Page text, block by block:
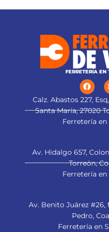
FERRETERÍA EN
Calz. Abastos 227,
Santa María, 27020
Ferretería en
Av. Hidalgo 657,
Torreón,
Ferretería en
Av. Benito Juárez #26,
Pedro,
Ferretería en